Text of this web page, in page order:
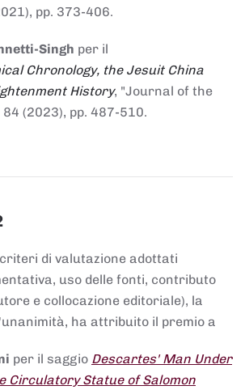
pp. 373-406.
Singh per il
Chronology, the Jesuit China
History, "Journal of the
(2023), pp. 487-510.
di valutazione adottati
uso delle fonti, contributo
e collocazione editoriale), la
ha attribuito il premio a
per il saggio Descartes' Man Under
Circulatory Statue of Salomon